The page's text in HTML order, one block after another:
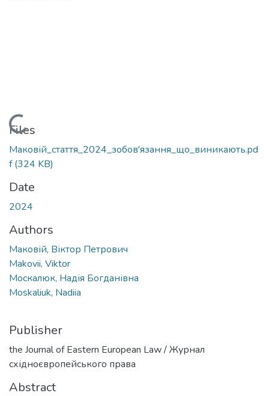
Loading...
Files
Маковій_стаття_2024_зобов'язання_що_виникають.pd
f(324 KB)
Date
2024
Authors
Маковій, Віктор Петрович
Makovii, Viktor
Москалюк, Надія Богданівна
Moskaliuk, Nadiia
Publisher
the Journal of Eastern European Law / Журнал
східноєвропейського права
Abstract